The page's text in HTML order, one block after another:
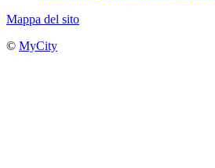
Mappa del sito
© MyCity